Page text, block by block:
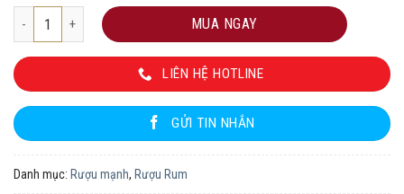
Rum El Pasador de Oro Gran Reserva số lượng
MUA NGAY
LIÊN HỆ HOTLINE
GỬI TIN NHẮN
Danh mục: Rượu mạnh, Rượu Rum